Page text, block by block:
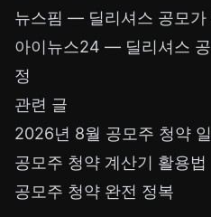
뉴스핌 — 딜리셔스 공모가
아이뉴스24 — 딜리셔스
정
관련 글
2026년 8월 공모주 청약
공모주 청약 계산기 활용법
공모주 청약 완전 정복